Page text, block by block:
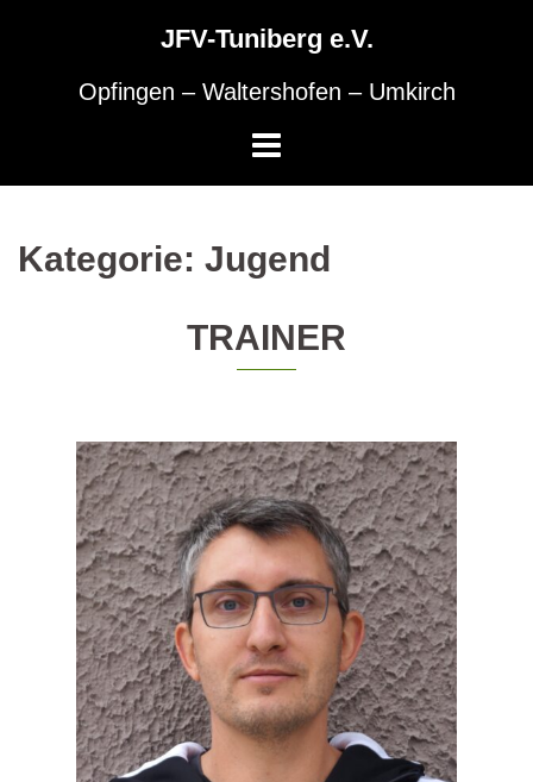
JFV-Tuniberg e.V.
Opfingen – Waltershofen – Umkirch
Kategorie: Jugend
TRAINER